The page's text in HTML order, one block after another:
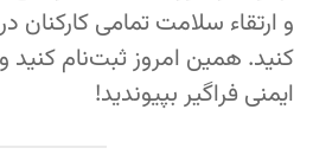
و ارتقاء سلامت تمامی
کنید. همین امروز ثبت‌نام
ایمنی فراگیر بپیوندید!